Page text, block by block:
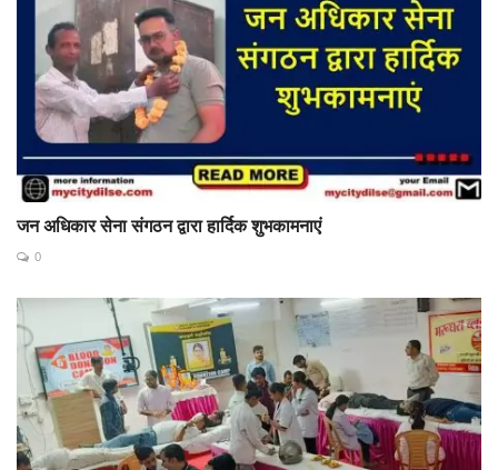
जन अधिकार सेना संगठन द्वारा हार्दिक शुभकामनाएं
0